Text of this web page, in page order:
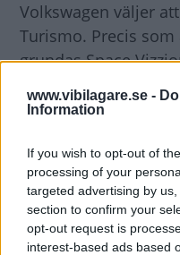
www.vibilagare.se -
Information
If you wish to opt-out of
processing of your
targeted advertising by
section to confirm your
opt-out request is
interest-based ads based
Volkswagen väljer
Turismo. Precis
grundas Space
speciellt framtagen
utlovar en räckvidd